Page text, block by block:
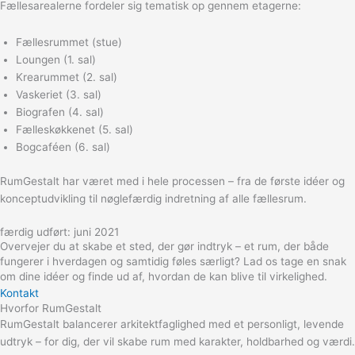
Fællesarealerne fordeler sig tematisk op gennem etagerne:
Fællesrummet (stue)
Loungen (1. sal)
Krearummet (2. sal)
Vaskeriet (3. sal)
Biografen (4. sal)
Fælleskøkkenet (5. sal)
Bogcaféen (6. sal)
RumGestalt har været med i hele processen – fra de første idéer og
konceptudvikling til nøglefærdig indretning af alle fællesrum.
færdig udført: juni 2021
Overvejer du at skabe et sted, der gør indtryk – et rum, der både
fungerer i hverdagen og samtidig føles særligt? Lad os tage en snak
om dine idéer og finde ud af, hvordan de kan blive til virkelighed.
Kontakt
Hvorfor RumGestalt
RumGestalt balancerer arkitektfaglighed med et personligt, levende
udtryk – for dig, der vil skabe rum med karakter, holdbarhed og værdi.